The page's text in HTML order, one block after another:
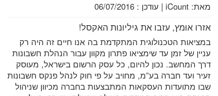
מאת: iCount
| עודכן : 06/07/2016
אזרו אומץ, עזבו את גיליונות האקסל!
במציאות הטכנולוגית המתקדמת בה אנו חיים זה היה רק
עניין של זמן עד שימציאו פתרון מקוון עבור הנהלת חשבונות
דרך המחשב. נכון להיום, כל עסק הרשום בישראל, מעוסק
זעיר ועד חברה בע”מ, מחויב על פי חוק לנהל פנקס חשבונות
שבו מתועדות העסקאות המתבצעות בחברה מכיוון שניהול